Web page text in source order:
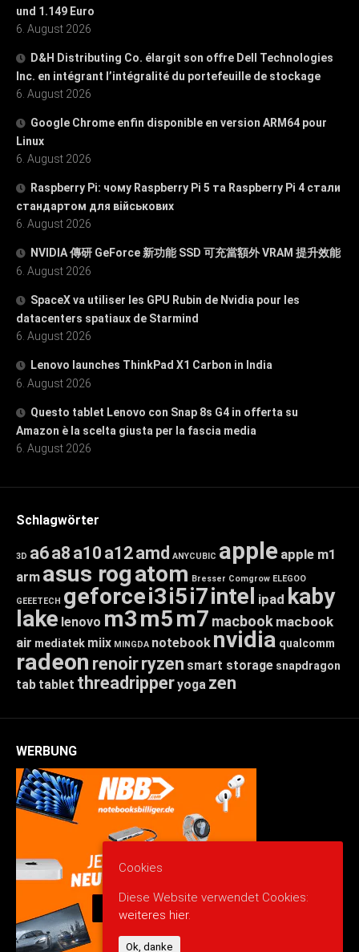
und 1.149 Euro
6. August 2026
D&H Distributing Co. élargit son offre Dell Technologies
Inc. en intégrant l’intégralité du portefeuille de stockage
6. August 2026
Google Chrome enfin disponible en version ARM64 pour
Linux
6. August 2026
Raspberry Pi: чому Raspberry Pi 5 та Raspberry Pi 4 стали
стандартом для військових
6. August 2026
NVIDIA 傳研 GeForce 新功能 SSD 可充當額外 VRAM 提升效能
6. August 2026
SpaceX va utiliser les GPU Rubin de Nvidia pour les
datacenters spatiaux de Starmind
6. August 2026
Lenovo launches ThinkPad X1 Carbon in India
6. August 2026
Questo tablet Lenovo con Snap 8s G4 in offerta su
Amazon è la scelta giusta per la fascia media
6. August 2026
Schlagwörter
3D a6a8 a10 a12amd ANYCUBIC apple apple m1
arm asus rogatom Bresser Comgrow ELEGOO
GEEETECH geforcei3i5i7intel ipad kaby
lake lenovo m3m5m7 macbook macbook
air mediatek miix MINGDA notebook nvidia qualcomm
radeon renoirryzen smart storage snapdragon
tab tablet threadripperyoga zen
WERBUNG
Cookies
Diese Website verwendet Cookies:
weiteres hier.
Ok, danke